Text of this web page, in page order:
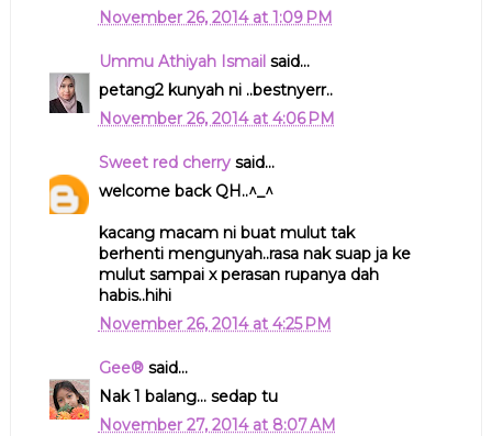
November 26, 2014 at 1:09 PM
Ummu Athiyah Ismailsaid...
petang2 kunyah ni ..bestnyerr..
November 26, 2014 at 4:06 PM
Sweet red cherrysaid...
welcome back QH..^_^
kacang macam ni buat mulut tak
berhenti mengunyah..rasa nak suap ja ke
mulut sampai x perasan rupanya dah
habis..hihi
November 26, 2014 at 4:25 PM
Gee®said...
Nak 1 balang... sedap tu
November 27, 2014 at 8:07 AM